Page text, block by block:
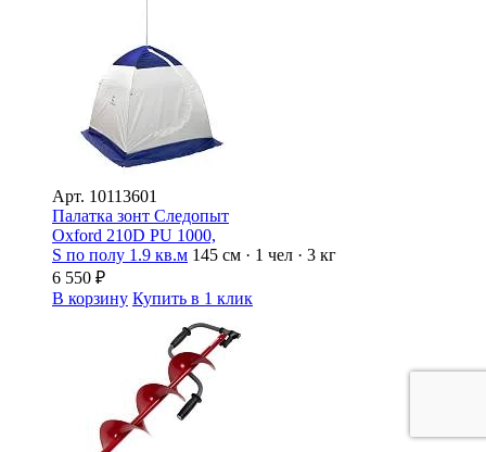
Арт. 10113601
Палатка зонт Следопыт
Oxford 210D PU 1000,
S по полу 1.9 кв.м 145 см · 1 чел · 3 кг
6 550 ₽
В корзину Купить в 1 клик